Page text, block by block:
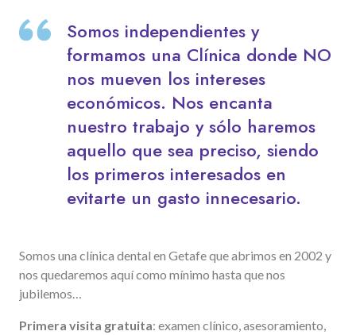
Somos independientes y
formamos una Clínica donde NO
nos mueven los intereses
económicos. Nos encanta
nuestro trabajo y sólo haremos
aquello que sea preciso, siendo
los primeros interesados en
evitarte un gasto innecesario.
Somos una clínica dental en Getafe que abrimos en 2002 y
nos quedaremos aquí como mínimo hasta que nos
jubilemos…
Primera visita gratuita: examen clínico, asesoramiento,